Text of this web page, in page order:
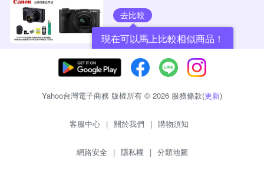
去比較
現在可以馬上比較相似商品！
Yahoo台灣電子商務 版權所有 © 2026 服務條款(更新)
客服中心 | 關於我們 | 購物須知
網路安全 | 隱私權 | 分類地圖